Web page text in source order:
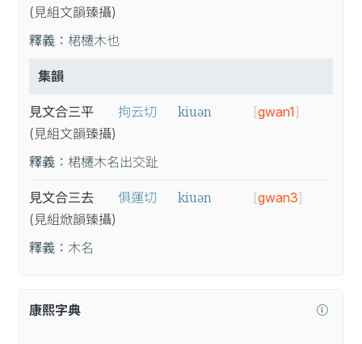
(見組文韻臻攝)
釋義： 桾櫏木也
集韻
見文合三平
(見組文韻臻攝)
拘云切 kiuən [gwan1]
釋義： 桾櫏木名出交趾
見文合三去
(見組焮韻臻攝)
俱運切 kiuən [gwan3]
釋義： 木名
康熙字典